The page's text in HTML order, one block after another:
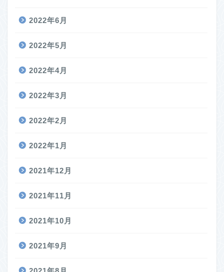
2022年6月
2022年5月
2022年4月
2022年3月
2022年2月
2022年1月
2021年12月
2021年11月
2021年10月
2021年9月